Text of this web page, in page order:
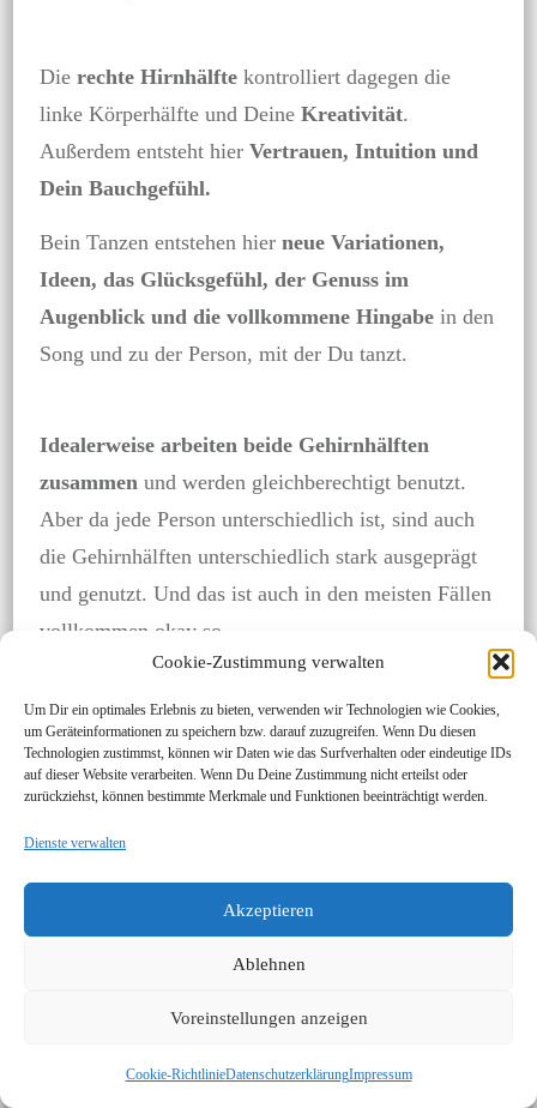
Cookie-Zustimmung verwalten
Um Dir ein optimales Erlebnis zu bieten, verwenden wir Technologien wie Cookies,
um Geräteinformationen zu speichern bzw. darauf zuzugreifen. Wenn Du diesen
Technologien zustimmst, können wir Daten wie das Surfverhalten oder eindeutige IDs
auf dieser Website verarbeiten. Wenn Du Deine Zustimmung nicht erteilst oder
zurückziehst, können bestimmte Merkmale und Funktionen beeinträchtigt werden.
Dienste verwalten
Akzeptieren
Ablehnen
Voreinstellungen anzeigen
Cookie-RichtlinieDatenschutzerklärungImpressum
Dierechte Hirnhälfte kontrolliert dagegen die
linke Körperhälfte und DeineKreativität.
Außerdem entsteht hierVertrauen, Intuition und
Dein Bauchgefühl.
Bein Tanzen entstehen hierneue Variationen,
Ideen, das Glücksgefühl, der Genuss im
Augenblick und die vollkommene Hingabe in den
Song und zu der Person, mit der Du tanzt.
Idealerweise arbeiten beide Gehirnhälften
zusammen und werden gleichberechtigt benutzt.
Aber da jede Person unterschiedlich ist, sind auch
die Gehirnhälften unterschiedlich stark ausgeprägt
und genutzt. Und das ist auch in den meisten Fällen
vollkommen okay so.
Tipp:Achte auf gutenSchlafund generelle
Ausgewogenheitim Alltag, damit sich dein Gehirn
Alzheimer Prävention
Alzheimer und Demenz wünschen wir niemandem.
Auswirkungen und Gefühle bei den Angehörigen.